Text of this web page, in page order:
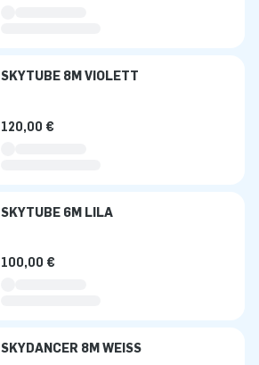
SKYTUBE 8M VIOLETT
120,00 €
SKYTUBE 6M LILA
100,00 €
SKYDANCER 8M WEISS